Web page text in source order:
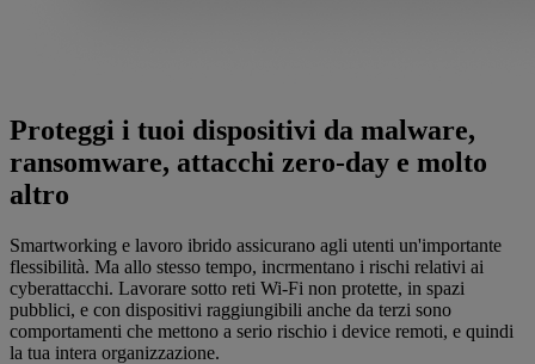
Proteggi i tuoi dispositivi da malware,
ransomware, attacchi zero-day e molto
altro
Smartworking e lavoro ibrido assicurano agli utenti un'importante
flessibilità. Ma allo stesso tempo, incrmentano i rischi relativi ai
cyberattacchi. Lavorare sotto reti Wi-Fi non protette, in spazi
pubblici, e con dispositivi raggiungibili anche da terzi sono
comportamenti che mettono a serio rischio i device remoti, e quindi
la tua intera organizzazione.